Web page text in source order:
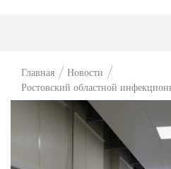
Главная
Новости
Ростовский областной